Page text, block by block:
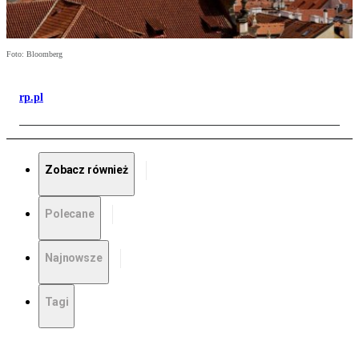
Foto: Bloomberg
rp.pl
Zobacz również
Polecane
Najnowsze
Tagi